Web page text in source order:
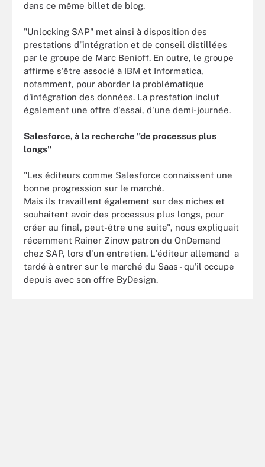
dans ce même billet de blog.
"Unlocking SAP" met ainsi à disposition des
prestations d"intégration et de conseil distillées
par le groupe de Marc Benioff. En outre, le groupe
affirme s'être associé à IBM et Informatica,
notamment, pour aborder la problématique
d'intégration des données. La prestation inclut
également une offre d'essai, d'une demi-journée.
Salesforce, à la recherche "de processus plus
longs"
"Les éditeurs comme Salesforce connaissent une
bonne progression sur le marché.
Mais ils travaillent également sur des niches et
souhaitent avoir des processus plus longs, pour
créer au final, peut-être une suite", nous expliquait
récemment Rainer Zinow patron du OnDemand
chez SAP, lors d'un entretien. L'éditeur allemand a
tardé à entrer sur le marché du Saas - qu'il occupe
depuis avec son offre ByDesign.